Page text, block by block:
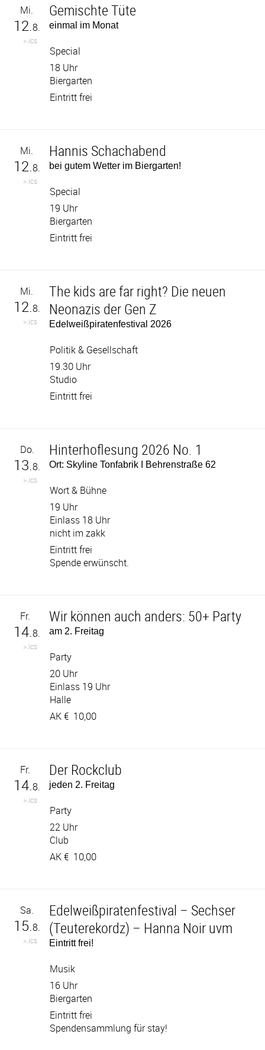
Mi.
12.8.
>.ics
Gemischte Tüte
einmal im Monat
Special
18 Uhr
Biergarten
Eintritt frei
Mi.
12.8.
>.ics
Hannis Schachabend
bei gutem Wetter im Biergarten!
Special
19 Uhr
Biergarten
Eintritt frei
Mi.
12.8.
>.ics
The kids are far right? Die neuen
Neonazis der Gen Z
Edelweißpiratenfestival 2026
Politik & Gesellschaft
19.30 Uhr
Studio
Eintritt frei
Do.
13.8.
>.ics
Hinterhoflesung 2026 No. 1
Ort: Skyline Tonfabrik I Behrenstraße 62
Wort & Bühne
19 Uhr
Einlass 18 Uhr
nicht im zakk
Eintritt frei
Spende erwünscht.
Fr.
14.8.
>.ics
Wir können auch anders: 50+ Party
am 2. Freitag
Party
20 Uhr
Einlass 19 Uhr
Halle
AK € 10,00
Fr.
14.8.
>.ics
Der Rockclub
jeden 2. Freitag
Party
22 Uhr
Club
AK € 10,00
Sa.
15.8.
>.ics
Edelweißpiratenfestival – Sechser
(Teuterekordz) – Hanna Noir uvm
Eintritt frei!
Musik
16 Uhr
Biergarten
Eintritt frei
Spendensammlung für stay!